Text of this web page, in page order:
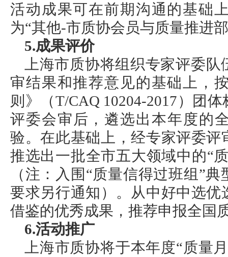
活动成果可在前期沟通的基础
为“其他-市质协会员与质量推进
5.成果评价
上海市质协将组织专家评委
审结果和推荐意见的基础上，
则》（T/CAQ 10204-2017）团
评委会审后，遴选出本年度的
验。在此基础上，经专家评委
推选出一批全市五大领域中的“
（注：入围“质量信得过班组”
要求另行通知）。从中好中选
借鉴的优秀成果，推荐申报全国
6.活动推广
上海市质协将于本年度“质量